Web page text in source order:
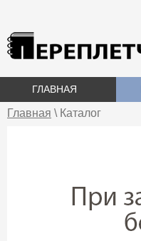
ГЛАВНАЯ
Главная \ Каталог